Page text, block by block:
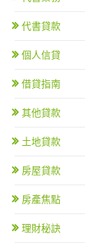
代書貸款
個人信貸
借貸指南
其他貸款
土地貸款
房屋貸款
房產焦點
理財秘訣